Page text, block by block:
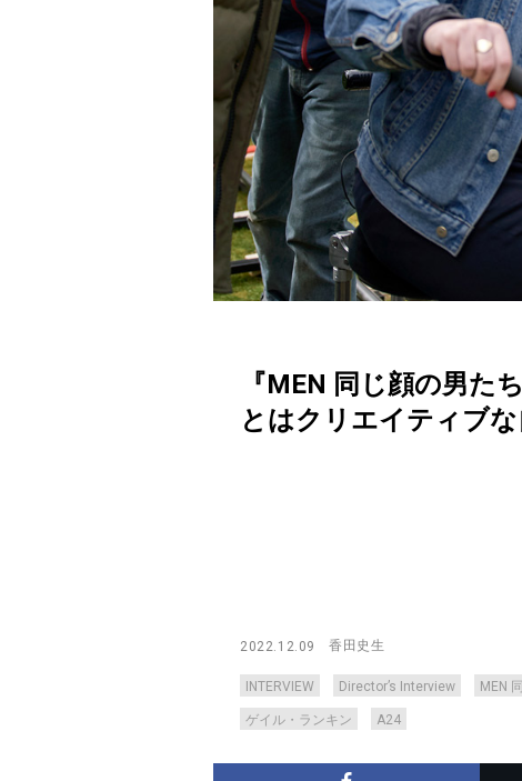
『MEN 同じ顔の男
とはクリエイティブな
2022.12.09 香田史生
INTERVIEW Director’s Interview MEN
ゲイル・ランキン A24